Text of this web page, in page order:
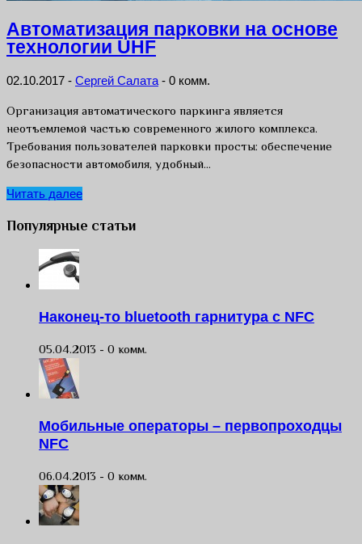
Автоматизация парковки на основе
технологии UHF
02.10.2017 - Сергей Салата - 0 комм.
Организация автоматического паркинга является
неотъемлемой частью современного жилого комплекса.
Требования пользователей парковки просты: обеспечение
безопасности автомобиля, удобный…
Читать далее
Популярные статьи
Наконец-то bluetooth гарнитура с NFC
05.04.2013 - 0 комм.
Мобильные операторы – первопроходцы
NFC
06.04.2013 - 0 комм.